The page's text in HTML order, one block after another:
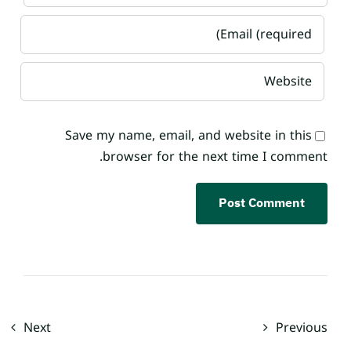
Save my name, email, and website in this
browser for the next time I comment.
Previous
Next